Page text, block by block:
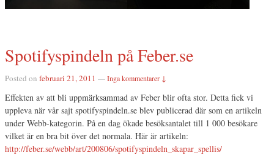
Spotifyspindeln på Feber.se
Posted on februari 21, 2011 —Inga kommentarer ↓
Effekten av att bli uppmärksammad av Feber blir ofta stor. Detta fick vi
uppleva när vår sajt spotifyspindeln.se blev publicerad där som en artikeln
under Webb-kategorin. På en dag ökade besöksantalet till 1 000 besökare
vilket är en bra bit över det normala. Här är artikeln:
http://feber.se/webb/art/200806/spotifyspindeln_skapar_spellis/